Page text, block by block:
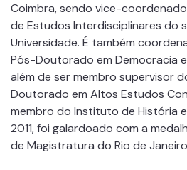
Coimbra, sendo vice-
de Estudos Interdisciplinares do
Universidade. É também
Pós-Doutorado em Democracia
além de ser membro supervisor
Doutorado em Altos Estudos
membro do Instituto de História e
2011, foi galardoado com a
de Magistratura do Rio de